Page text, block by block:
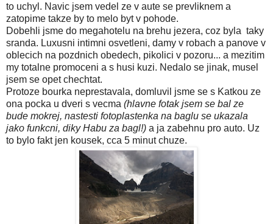
to uchyl. Navic jsem vedel ze v aute se prevliknem a
zatopime takze by to melo byt v pohode.
Dobehli jsme do megahotelu na brehu jezera, coz byla taky
sranda. Luxusni intimni osvetleni, damy v robach a panove v
oblecich na pozdnich obedech, pikolici v pozoru... a mezitim
my totalne promoceni a s husi kuzi. Nedalo se jinak, musel
jsem se opet chechtat.
Protoze bourka neprestavala, domluvil jsme se s Katkou ze
ona pocka u dveri s vecma (hlavne fotak jsem se bal ze
bude mokrej, nastesti fotoplastenka na baglu se ukazala
jako funkcni, diky Habu za bagl!) a ja zabehnu pro auto. Uz
to bylo fakt jen kousek, cca 5 minut chuze.